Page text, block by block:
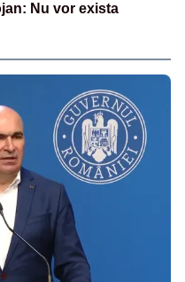
Nu vor exista